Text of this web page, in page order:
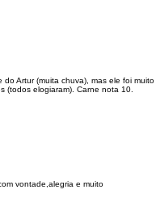
Artur (muita chuva), mas ele foi muito
(todos elogiaram). Carne nota 10.
vontade,alegria e muito